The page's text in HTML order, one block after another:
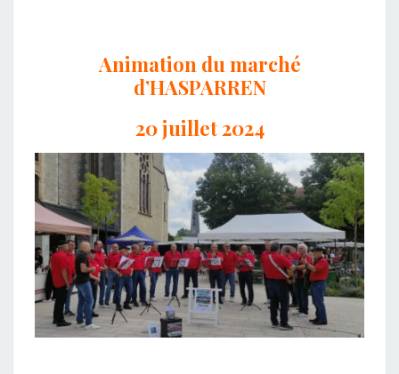
Animation du marché
d’HASPARREN
20 juillet 2024